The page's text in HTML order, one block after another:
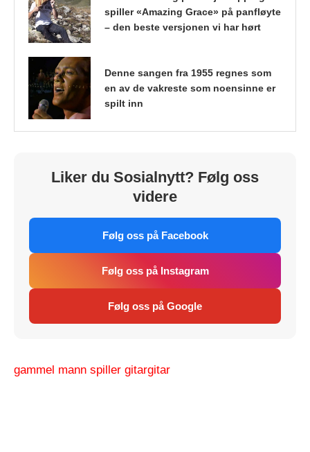
spiller «Amazing Grace» på panfløyte
– den beste versjonen vi har hørt
Denne sangen fra 1955 regnes som
en av de vakreste som noensinne er
spilt inn
Liker du Sosialnytt? Følg oss
videre
Følg oss på Facebook
Følg oss på Instagram
Følg oss på Google
gammel mann spiller gitargitar